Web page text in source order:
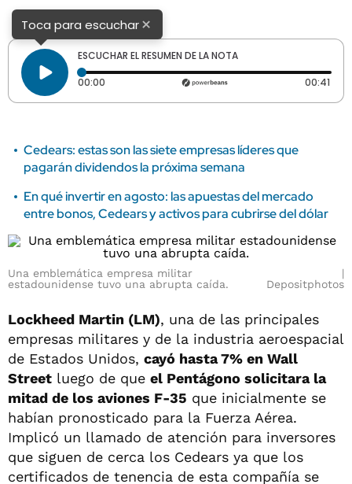
Toca para escuchar×
ESCUCHAR EL RESUMEN DE LA NOTA
00:00 Tiempo transcurrido: 0 segundos 00:41
Cedears: estas son las siete empresas líderes que
pagarán dividendos la próxima semana
En qué invertir en agosto: las apuestas del mercado
entre bonos, Cedears y activos para cubrirse del dólar
Una emblemática empresa militar
estadounidense tuvo una abrupta caída.
Depositphotos
Lockheed Martin (LM), una de las principales
empresas militares y de la industria aeroespacial
de Estados Unidos, cayó hasta 7% en Wall
Street luego de que el Pentágono solicitara la
mitad de los aviones F-35 que inicialmente se
habían pronosticado para la Fuerza Aérea.
Implicó un llamado de atención para inversores
que siguen de cerca los Cedears ya que los
certificados de tenencia de esta compañía se